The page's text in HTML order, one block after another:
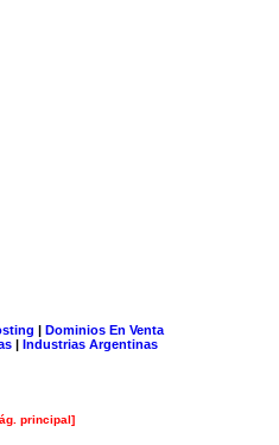
| Dominios En Venta
| Industrias Argentinas
principal]